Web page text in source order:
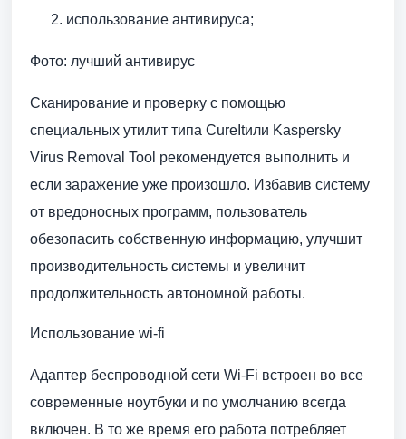
использование антивируса;
Фото: лучший антивирус
Сканирование и проверку с помощью
специальных утилит типа CureItили Kaspersky
Virus Removal Tool рекомендуется выполнить и
если заражение уже произошло. Избавив систему
от вредоносных программ, пользователь
обезопасить собственную информацию, улучшит
производительность системы и увеличит
продолжительность автономной работы.
Использование wi-fi
Адаптер беспроводной сети Wi-Fi встроен во все
современные ноутбуки и по умолчанию всегда
включен. В то же время его работа потребляет